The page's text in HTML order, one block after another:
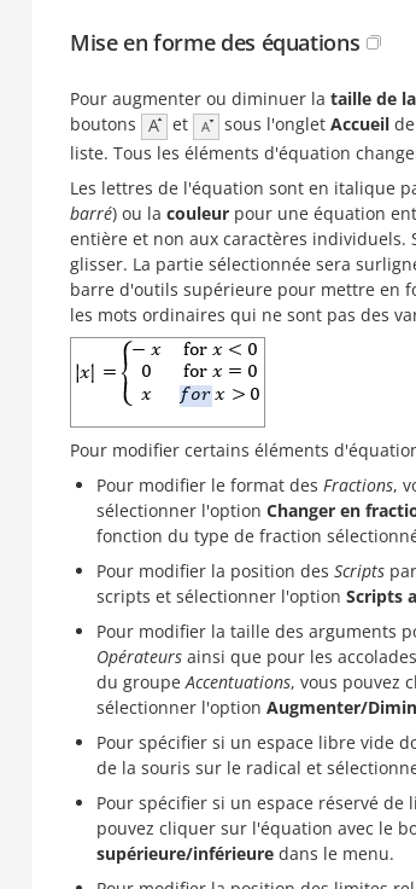
Mise en forme des équations
Pour augmenter ou diminuer la taille de
boutons
et sous l'onglet Accueil
liste. Tous les éléments d'équation
Les lettres de l'équation sont en italique
barré) ou la couleur pour une équation
entière et non aux caractères
glisser. La partie sélectionnée sera
barre d'outils supérieure pour mettre en
les mots ordinaires qui ne sont pas des
Pour modifier certains éléments
Pour modifier le format des Fractions,
sélectionner l'option Changer en
fonction du type de fraction
Pour modifier la position des Scripts
scripts et sélectionner l'option Scripts
Pour modifier la taille des arguments
Opérateurs ainsi que pour les
du groupe Accentuations, vous pouvez
sélectionner l'option Augmenter/
Pour spécifier si un espace libre vide
de la souris sur le radical et
Pour spécifier si un espace réservé
pouvez cliquer sur l'équation avec le
supérieure/inférieure dans le menu.